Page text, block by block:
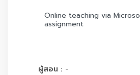
ผู้สอน : -